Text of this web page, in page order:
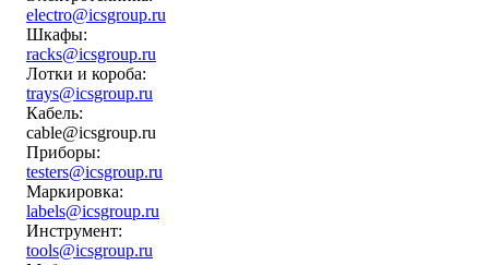
electro@icsgroup.ru
Шкафы:
racks@icsgroup.ru
Лотки и короба:
trays@icsgroup.ru
Кабель:
cable@icsgroup.ru
Приборы:
testers@icsgroup.ru
Маркировка:
labels@icsgroup.ru
Инструмент:
tools@icsgroup.ru